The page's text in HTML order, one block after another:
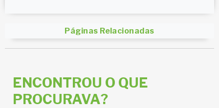
Páginas Relacionadas
ENCONTROU O QUE
PROCURAVA?